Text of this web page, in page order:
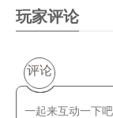
玩家评论
评论